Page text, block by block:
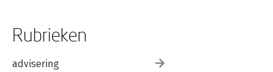
De reis naar een (echte) groeimindset 292
De weg die voor je ligt 303
Rubrieken
advisering